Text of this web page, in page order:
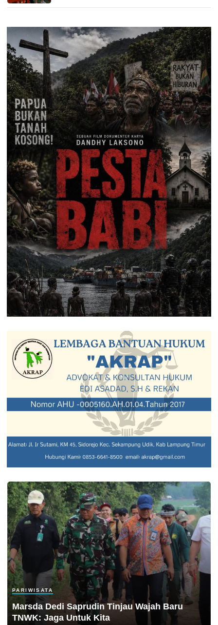
PARIWISATA
Marsda Dedi Saprudin Tinjau Wajah Baru
TNWK: Jaga Untuk Kita